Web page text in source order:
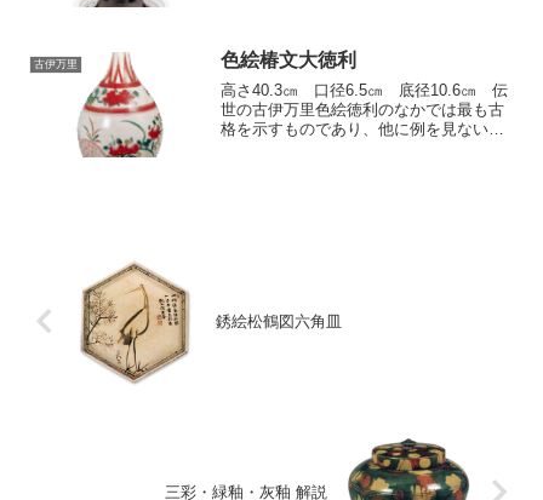
古伊万里 色絵椿文大徳利
高さ40.3㎝ 口径6.5㎝ 底径10.6㎝ 伝
世の古伊万里色絵徳利のなかでは最も古
格を示すものであり、他に例を見ない大
銹絵松鶴図六角皿
三彩・緑釉・灰釉 解説